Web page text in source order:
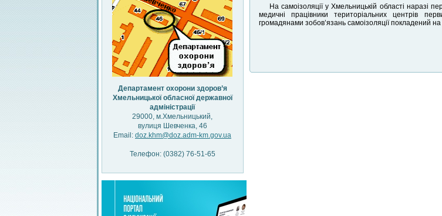
Департамент охорони здоров’я
Хмельницької обласної державної
адміністрації
29000, м.Хмельницький,
вулиця Шевченка, 46
Email: doz.khm@doz.adm-km.gov.ua
Телефон: (0382) 76-51-65
На самоізоляції у Хмельницькій області
медичні працівники територіальних центрів
громадянами зобов’язань самоізоляції покладений на